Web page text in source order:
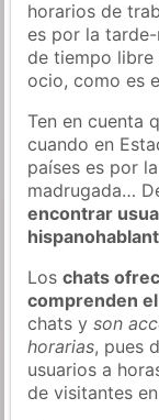
horarios de
es por la
de tiempo libre
ocio, como es
Ten en cuenta
cuando en
países es por
madrugada…
encontrar
Loschats
comprenden
chats yson
horarias, pues
usuarios a
de visitantes